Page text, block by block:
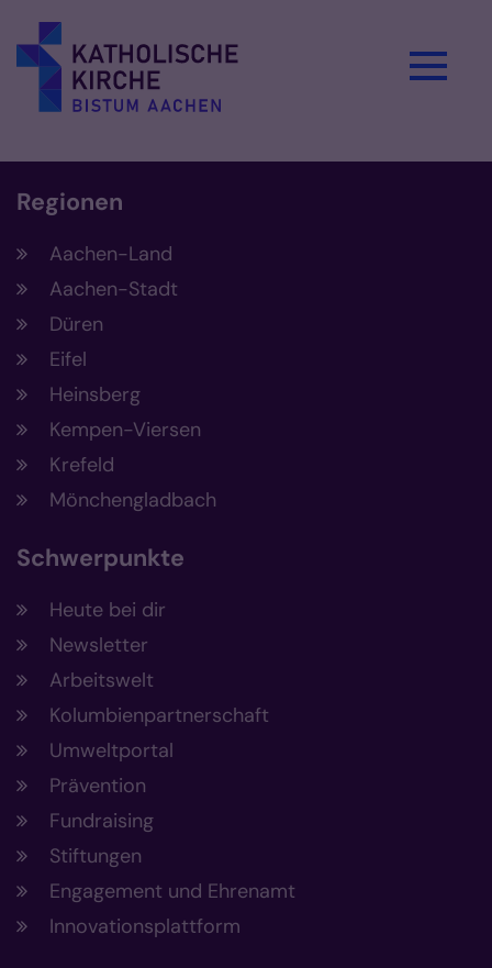
Regionen
Aachen-Land
Aachen-Stadt
Düren
Eifel
Heinsberg
Kempen-Viersen
Krefeld
Mönchengladbach
Schwerpunkte
Heute bei dir
Newsletter
Arbeitswelt
Kolumbienpartnerschaft
Umweltportal
Prävention
Fundraising
Stiftungen
Engagement und Ehrenamt
Innovationsplattform